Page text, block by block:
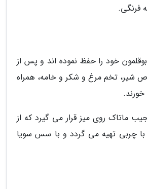
فرنگی.
خود را حفظ نموده اند و پس از
شیر، تخم مرغ و شکر و خامه، همراه
ماتاک روی میز قرار می گیرد که از
چربی تهیه می گردد و با سس سویا